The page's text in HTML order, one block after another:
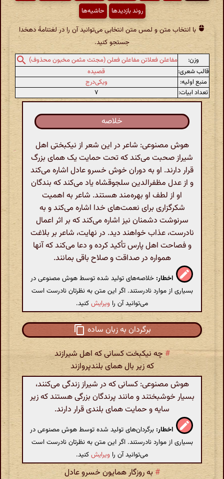
روند بازدیدها
حاشیه‌ها
با انتخاب متن و لمس متن انتخابی می‌توانید آن را در لغتنامهٔ دهخدا
جستجو کنید.
وزن:
مفاعلن فعلاتن مفاعلن فعلن (مجتث مثمن مخبون محذوف)
قالب شعری:
قصیده
منبع اولیه:
ویکی‌درج
تعداد ابیات:
۷
خلاصه
هوش مصنوعی: شاعر در این شعر از نیکبختی اهل
شیراز صحبت می‌کند که تحت حمایت یک همای بزرگ
قرار دارند. او به دوران خوش خسرو عادل اشاره می‌کند
و از عدل مظفرالدین سلجوقشاه یاد می‌کند که بندگان
او از لطف او بهره‌مند هستند. شاعر به اهمیت
شکرگزاری برای نعمت‌های خدا اشاره می‌کند و به
سرنوشت دشمنان نیز اشاره می‌کند که بر اثر اعمال
نادرست، عذاب خواهند دید. در نهایت، شاعر بر بلاغت
و فصاحت اهل پارس تأکید کرده و دعا می‌کند که آنها
همواره در صداقت و صلاح باقی بمانند.
اخطار: خلاصه‌های تولید شده توسط هوش مصنوعی در
بسیاری از موارد نادرستند. اگر این متن به نظرتان نادرست است
می‌توانید آن را ویرایشکنید.
برگردان به زبان ساده
# چه نیکبخت کسانی که اهل شیرازند
که زیر بال همای بلندپروازند
هوش مصنوعی: کسانی که در شیراز زندگی می‌کنند،
بسیار خوشبختند و مانند پرندگان بزرگی هستند که زیر
سایه و حمایت همای بلندی قرار دارند.
اخطار: برگردان‌های تولید شده توسط هوش مصنوعی در
بسیاری از موارد نادرستند. اگر این متن به نظرتان نادرست است
می‌توانید آن را ویرایشکنید.
# به روزگار همایون خسرو عادل